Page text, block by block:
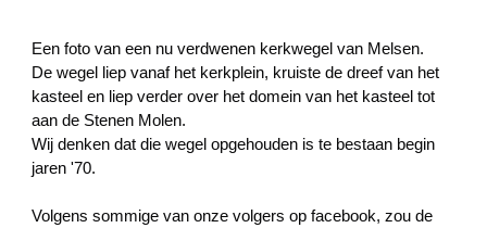
Een foto van een nu verdwenen kerkwegel van Melsen.
De wegel liep vanaf het kerkplein, kruiste de dreef van het
kasteel en liep verder over het domein van het kasteel tot
aan de Stenen Molen.
Wij denken dat die wegel opgehouden is te bestaan begin
jaren '70.
Volgens sommige van onze volgers op facebook, zou de